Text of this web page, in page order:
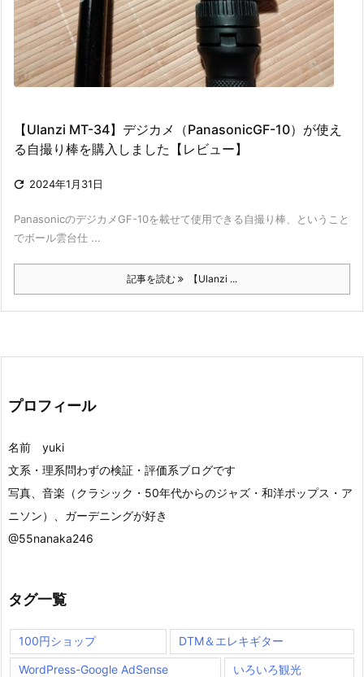
【Ulanzi MT-34】デジカメ（PanasonicGF-10）が使え
る自撮り棒を購入しました【レビュー】
 2024年1月31日
PanasonicのデジカメGF-10を載せて使用できる自撮り棒、ということ
でボール雲台仕 ...
記事を読む 【Ulanzi ...
プロフィール
名前 yuki
文系・理系問わずの検証・評価系ブログです
写真、音楽（クラシック・50年代からのジャズ・和洋ポップス・ア
ニソン）、ガーデニングが好き
@55nanaka246
タグ一覧
100円ショップ DTM＆エレキギター
WordPress-Google AdSense いろいろ観光